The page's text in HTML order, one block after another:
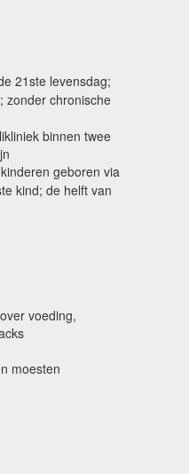
21ste levensdag;
zonder chronische
binnen twee
geboren via
kind; de helft van
voeding,
moesten